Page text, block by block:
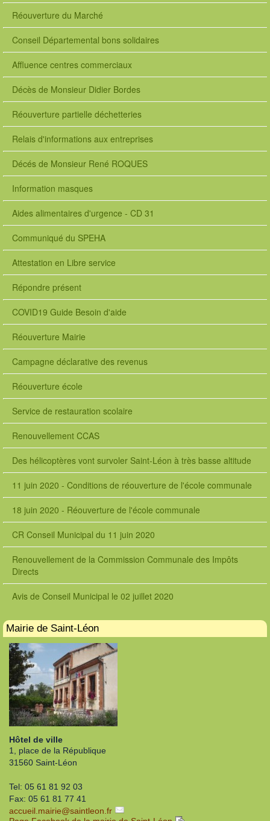
Réouverture du Marché
Conseil Départemental bons solidaires
Affluence centres commerciaux
Décès de Monsieur Didier Bordes
Réouverture partielle déchetteries
Relais d'informations aux entreprises
Décés de Monsieur René ROQUES
Information masques
Aides alimentaires d'urgence - CD 31
Communiqué du SPEHA
Attestation en Libre service
Répondre présent
COVID19 Guide Besoin d'aide
Réouverture Mairie
Campagne déclarative des revenus
Réouverture école
Service de restauration scolaire
Renouvellement CCAS
Des hélicoptères vont survoler Saint-Léon à très basse altitude
11 juin 2020 - Conditions de réouverture de l'école communale
18 juin 2020 - Réouverture de l'école communale
CR Conseil Municipal du 11 juin 2020
Renouvellement de la Commission Communale des Impôts
Directs
Avis de Conseil Municipal le 02 juillet 2020
Mairie de Saint-Léon
Hôtel de ville
1, place de la République
31560 Saint-Léon
Tel: 05 61 81 92 03
Fax: 05 61 81 77 41
accueil.mairie@saintleon.fr